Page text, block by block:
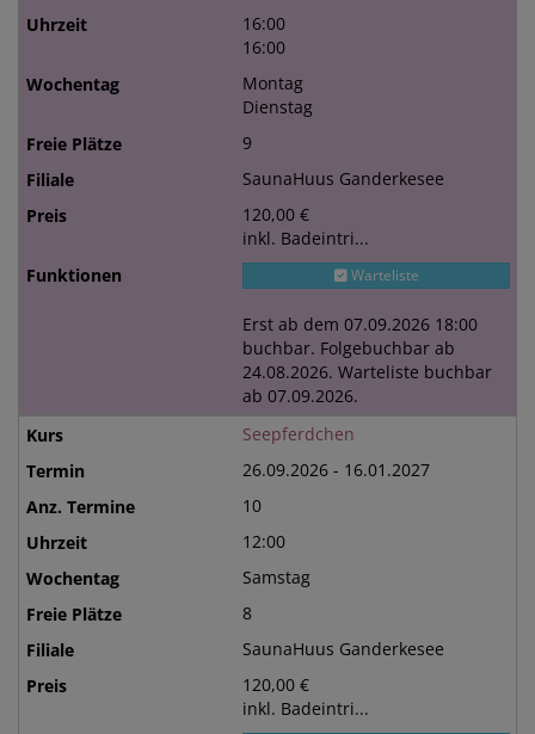
16:00
16:00
Montag
Dienstag
9
SaunaHuus Ganderkesee
120,00 €
inkl. Badeintri...
Warteliste
Erst ab dem 07.09.2026 18:00
buchbar. Folgebuchbar ab
24.08.2026. Warteliste buchbar
ab 07.09.2026.
Seepferdchen
26.09.2026 - 16.01.2027
10
12:00
Samstag
8
SaunaHuus Ganderkesee
120,00 €
inkl. Badeintri...